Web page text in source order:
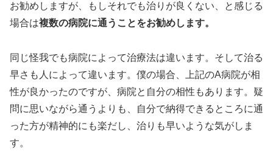
お勧めしますが、もしそれでも治りが良くない、と感じる
場合は複数の病院に通うことをお勧めします。
同じ怪我でも病院によって治療法は違います。そして治る
早さも人によって違います。僕の場合、上記のA病院が相
性が良かったのですが、病院と自分の相性もあります。疑
問に思いながら通うよりも、自分で納得できるところに通
った方が精神的にも楽だし、治りも早いような気がしま
す。